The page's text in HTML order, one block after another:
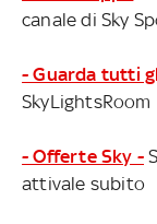
canale di Sky
- Guarda tutti
SkyLightsRoom
- Offerte Sky -
attivale subito